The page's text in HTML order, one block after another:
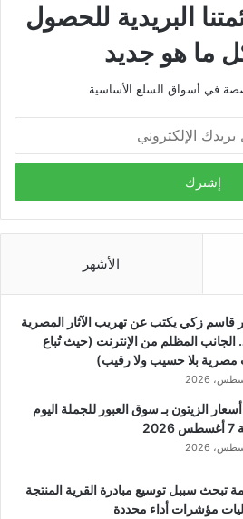
البريدية للحصول
ما هو جديد
في أسواق السلع الأساسية
الأشهر
قاسم زكي يكتب عن تهريب الآثار المصرية
الجانب المظلم من الإنترنت (حيث تُباع
مصرية بلا حسيب ولا رقيب)
الزيتون بـ سوق العبور للجملة اليوم
تبحث سببل توسيع مبادرة القرية المنتجة
مؤشرات أداء محددة